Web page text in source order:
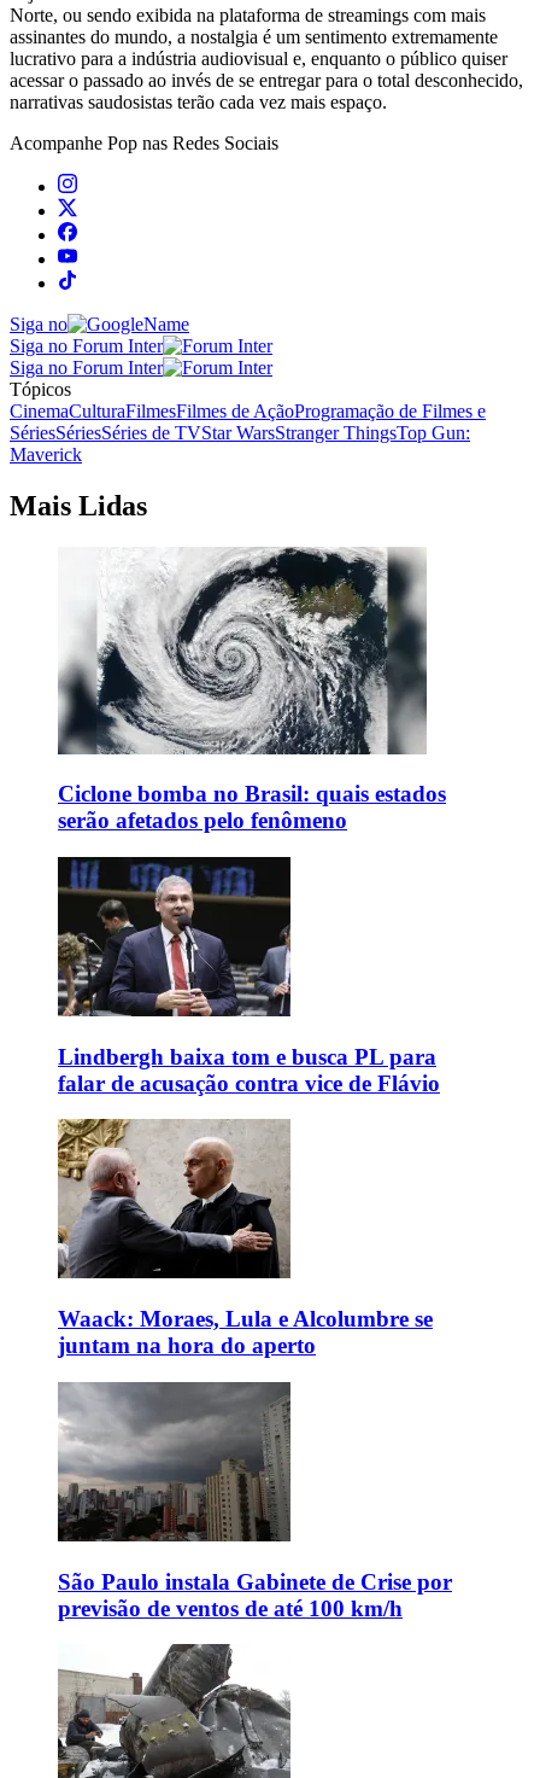
Norte, ou sendo exibida na plataforma de streamings com mais
assinantes do mundo, a nostalgia é um sentimento extremamente
lucrativo para a indústria audiovisual e, enquanto o público quiser
acessar o passado ao invés de se entregar para o total desconhecido,
narrativas saudosistas terão cada vez mais espaço.
Acompanhe Pop nas Redes Sociais
Siga no
Siga no Forum Inter
Siga no Forum Inter
Tópicos
CinemaCulturaFilmesFilmes de AçãoProgramação de Filmes e
SériesSériesSéries de TVStar WarsStranger ThingsTop Gun:
Maverick
Mais Lidas
Ciclone bomba no Brasil: quais estados
serão afetados pelo fenômeno
Lindbergh baixa tom e busca PL para
falar de acusação contra vice de Flávio
Waack: Moraes, Lula e Alcolumbre se
juntam na hora do aperto
São Paulo instala Gabinete de Crise por
previsão de ventos de até 100 km/h